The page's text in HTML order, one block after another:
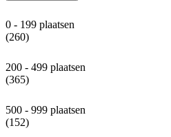
0 - 199 plaatsen
(260)
200 - 499 plaatsen
(365)
500 - 999 plaatsen
(152)